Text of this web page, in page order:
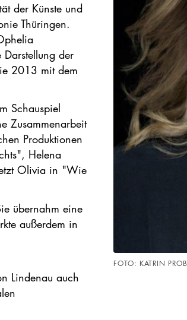
der Künste und
Thüringen.
der
2013 mit dem
Schauspiel
Zusammenarbeit
Produktionen
Helena
Olivia in "Wie
übernahm eine
außerdem in
Lindenau auch
FOTO: KATRIN